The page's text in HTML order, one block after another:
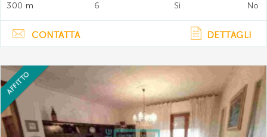
300 m 6 Sì No
CONTATTA DETTAGLI
AFFITTO